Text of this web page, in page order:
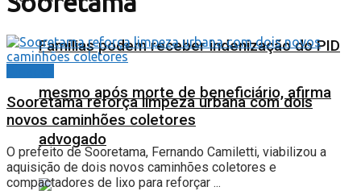
Famílias podem receber indenização do PID
mesmo após morte de beneficiário, afirma
advogado
Sooretama reforça limpeza urbana com dois
novos caminhões coletores
O prefeito de Sooretama, Fernando Camiletti, viabilizou a
aquisição de dois novos caminhões coletores e
compactadores de lixo para reforçar ...